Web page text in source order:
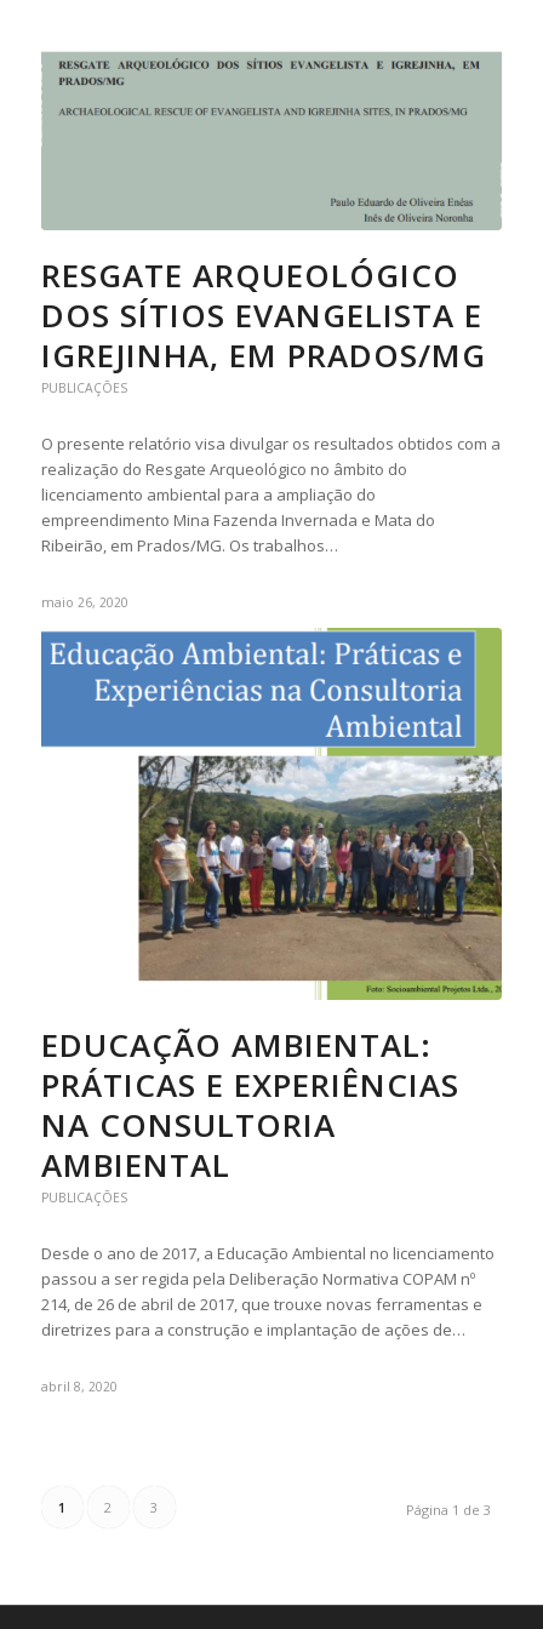
RESGATE ARQUEOLÓGICO
DOS SÍTIOS EVANGELISTA E
IGREJINHA, EM PRADOS/MG
PUBLICAÇÕES
O presente relatório visa divulgar os resultados obtidos com a
realização do Resgate Arqueológico no âmbito do
licenciamento ambiental para a ampliação do
empreendimento Mina Fazenda Invernada e Mata do
Ribeirão, em Prados/MG. Os trabalhos…
maio 26, 2020
EDUCAÇÃO AMBIENTAL:
PRÁTICAS E EXPERIÊNCIAS
NA CONSULTORIA
AMBIENTAL
PUBLICAÇÕES
Desde o ano de 2017, a Educação Ambiental no licenciamento
passou a ser regida pela Deliberação Normativa COPAM nº
214, de 26 de abril de 2017, que trouxe novas ferramentas e
diretrizes para a construção e implantação de ações de…
abril 8, 2020
Página 1 de 3
1 2 3